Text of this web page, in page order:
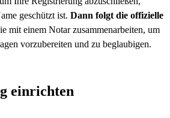
geschützt ist. Dann folgt die offizielle
mit einem Notar zusammenarbeiten, um
vorzubereiten und zu beglaubigen.
einrichten